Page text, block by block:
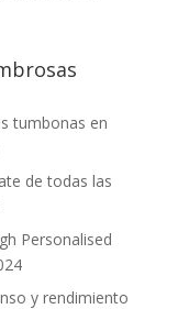
tumbonas en
de todas las
Personalised
y rendimiento